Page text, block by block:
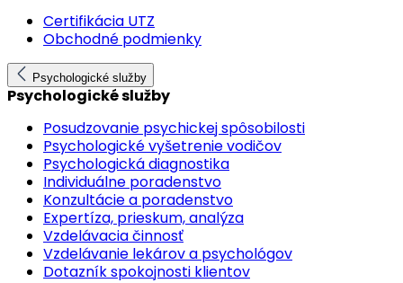
Certifikácia UTZ
Obchodné podmienky
Psychologické služby
Psychologické služby
Posudzovanie psychickej spôsobilosti
Psychologické vyšetrenie vodičov
Psychologická diagnostika
Individuálne poradenstvo
Konzultácie a poradenstvo
Expertíza, prieskum, analýza
Vzdelávacia činnosť
Vzdelávanie lekárov a psychológov
Dotazník spokojnosti klientov